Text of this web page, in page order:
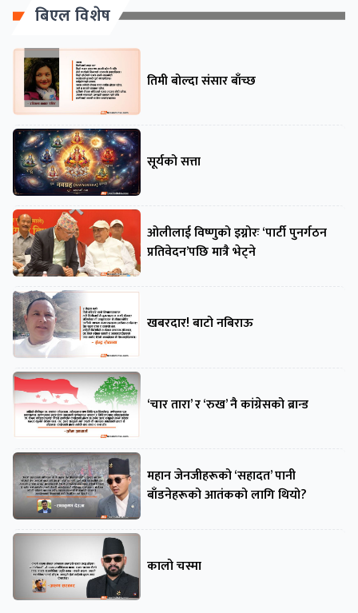
बिएल विशेष
तिमी बोल्दा संसार बाँच्छ
सूर्यको सत्ता
ओलीलाई विष्णुको इग्नोरः ‘पार्टी पुनर्गठन
प्रतिवेदन’पछि मात्रै भेट्ने
खबरदार! बाटो नबिराऊ
‘चार तारा’ र ‘रुख’ नै कांग्रेसको ब्रान्ड
महान जेनजीहरूको ‘सहादत’ पानी
बाँडनेहरूको आतंकको लागि थियो?
कालो चस्मा